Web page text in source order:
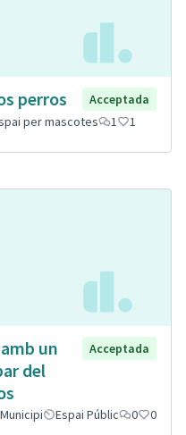
perros
Acceptada
per mascotes 1 1
un
del
Acceptada
Municipi Espai Públic 0 0